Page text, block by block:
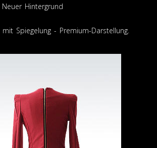
Hintergrund
Spiegelung - Premium-Darstellung.